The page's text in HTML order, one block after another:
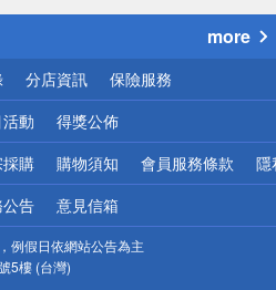
小心！
more
分店資訊 保險服務
動 得獎公佈
購 購物須知 會員服務條款 隱
告 意見信箱
例假日依網站公告為主
5樓 (台灣)